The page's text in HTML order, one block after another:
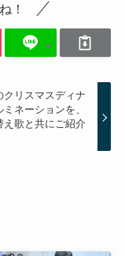
！
クリスマスディナ
ネーションを、
え歌と共にご紹介